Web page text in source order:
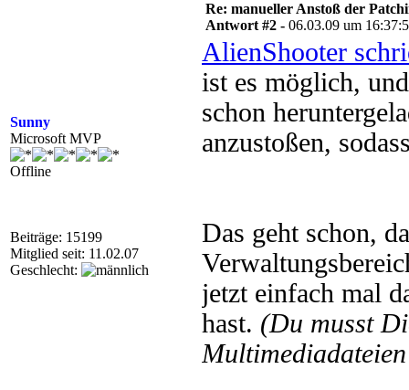
Sunny
Microsoft MVP
Offline
Beiträge: 15199
Mitglied seit: 11.02.07
Geschlecht:
Re: manueller Anstoß der
Antwort #2 - 06.03.09 um
AlienShooter
ist es möglich,
schon
anzustoßen,
Das geht schon,
jetzt einfach mal
hast. (Du musst